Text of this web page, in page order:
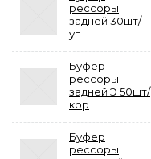
рессоры
задней 30шт/
уп
Буфер
рессоры
задней Э 50шт/
кор
Буфер
рессоры